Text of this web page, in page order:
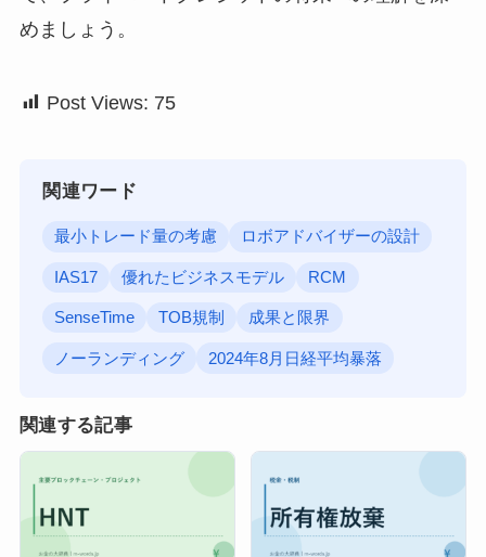
めましょう。
Post Views: 75
関連ワード
最小トレード量の考慮 ロボアドバイザーの設計
IAS17 優れたビジネスモデル RCM
SenseTime TOB規制 成果と限界
ノーランディング 2024年8月日経平均暴落
関連する記事